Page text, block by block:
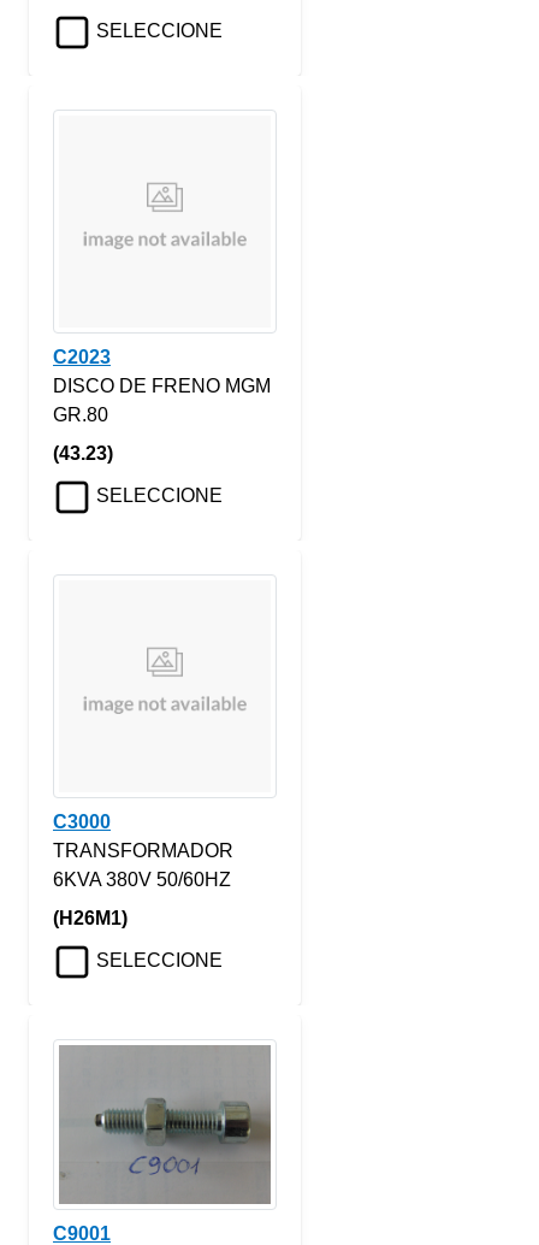
SELECCIONE
C2023
DISCO DE FRENO MGM
GR.80
(43.23)
SELECCIONE
C3000
TRANSFORMADOR
6KVA 380V 50/60HZ
(H26M1)
SELECCIONE
C9001